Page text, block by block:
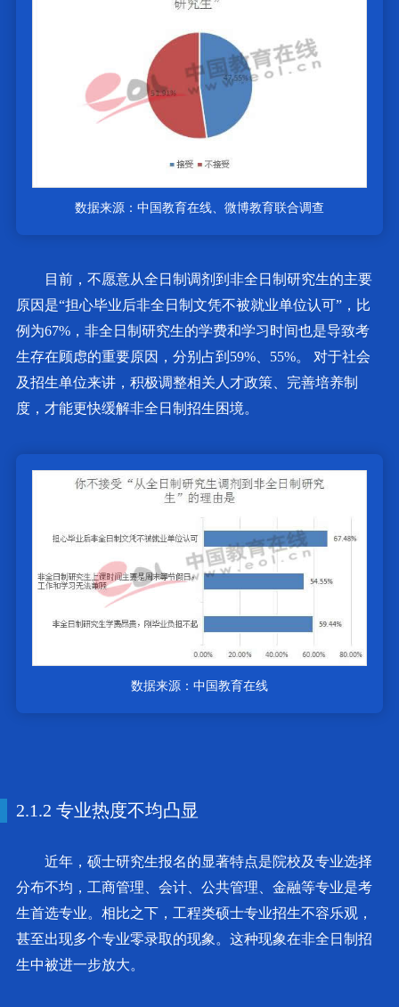
数据来源：中国教育在线、微博教育联合调查
目前，不愿意从全日制调剂到非全日制研究生的主要
原因是“担心毕业后非全日制文凭不被就业单位认可”，比
例为67%，非全日制研究生的学费和学习时间也是导致考
生存在顾虑的重要原因，分别占到59%、55%。 对于社会
及招生单位来讲，积极调整相关人才政策、完善培养制
度，才能更快缓解非全日制招生困境。
数据来源：中国教育在线
2.1.2 专业热度不均凸显
近年，硕士研究生报名的显著特点是院校及专业选择
分布不均，工商管理、会计、公共管理、金融等专业是考
生首选专业。相比之下，工程类硕士专业招生不容乐观，
甚至出现多个专业零录取的现象。这种现象在非全日制招
生中被进一步放大。